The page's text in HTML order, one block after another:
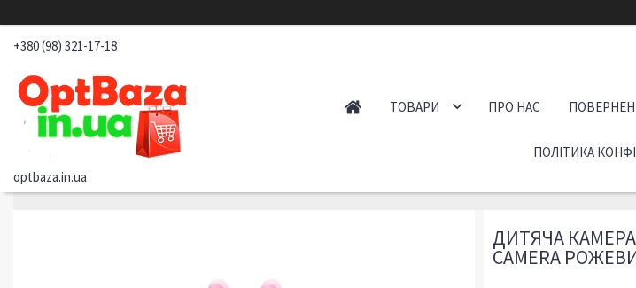
+380 (98) 321-17-18
optbaza.in.ua
ТОВАРИ ПРО НАС
ПОЛІТИКА
ДИТЯЧА
CAMERA